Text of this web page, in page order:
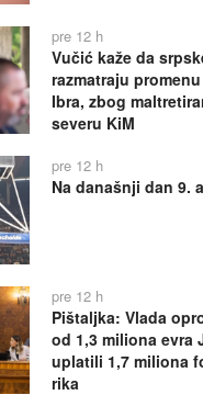
pre 12 h
Vučić kaže da
razmatraju
Ibra, zbog
severu KiM
pre 12 h
Na današnji dan 9.
pre 12 h
Pištaljka: Vlada
od 1,3 miliona evra
uplatili 1,7 miliona
rika